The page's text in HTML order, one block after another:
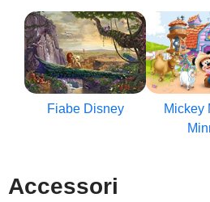
Fiabe Disney
Mickey
Accessori